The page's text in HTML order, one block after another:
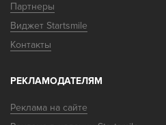
Партнеры
Виджет Startsmile
Контакты
РЕКЛАМОДАТЕЛЯМ
Реклама на сайте